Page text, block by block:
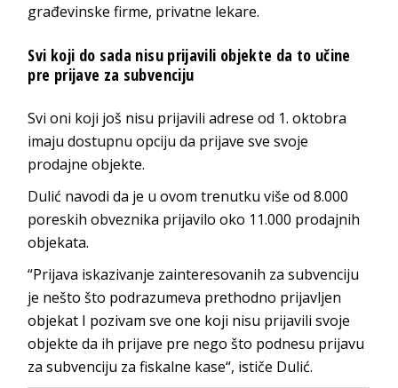
građevinske firme, privatne lekare.
Svi koji do sada nisu prijavili objekte da to učine
pre prijave za subvenciju
Svi oni koji još nisu prijavili adrese od 1. oktobra
imaju dostupnu opciju da prijave sve svoje
prodajne objekte.
Dulić navodi da je u ovom trenutku više od 8.000
poreskih obveznika prijavilo oko 11.000 prodajnih
objekata.
“Prijava iskazivanje zainteresovanih za subvenciju
je nešto što podrazumeva prethodno prijavljen
objekat I pozivam sve one koji nisu prijavili svoje
objekte da ih prijave pre nego što podnesu prijavu
za subvenciju za fiskalne kase“, ističe Dulić.